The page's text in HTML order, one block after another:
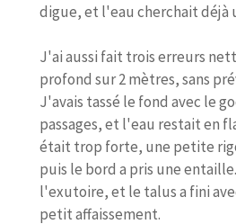
digue, et l'eau cherchait déjà
J'ai aussi fait trois erreurs
profond sur 2 mètres, sans
J'avais tassé le fond avec le
passages, et l'eau restait en
était trop forte, une petite
puis le bord a pris une
l'exutoire, et le talus a fini
petit affaissement.